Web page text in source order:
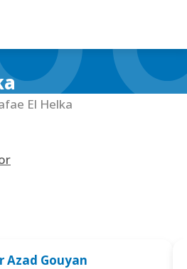
El Helka
Azad Gouyan